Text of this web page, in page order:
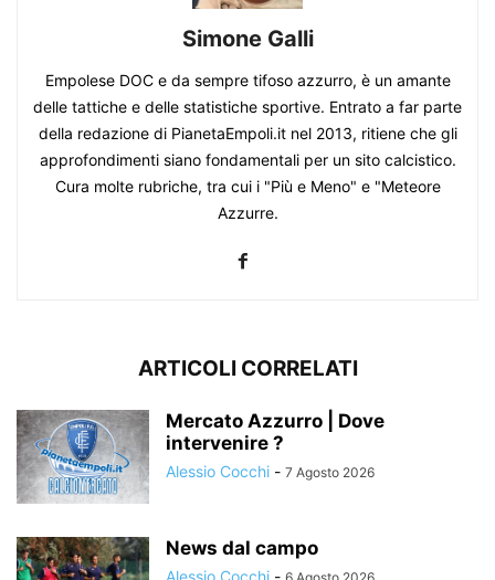
Simone Galli
Empolese DOC e da sempre tifoso azzurro, è un amante
delle tattiche e delle statistiche sportive. Entrato a far parte
della redazione di PianetaEmpoli.it nel 2013, ritiene che gli
approfondimenti siano fondamentali per un sito calcistico.
Cura molte rubriche, tra cui i "Più e Meno" e "Meteore
Azzurre.
ARTICOLI CORRELATI
Mercato Azzurro | Dove
intervenire ?
Alessio Cocchi - 7 Agosto 2026
News dal campo
Alessio Cocchi -